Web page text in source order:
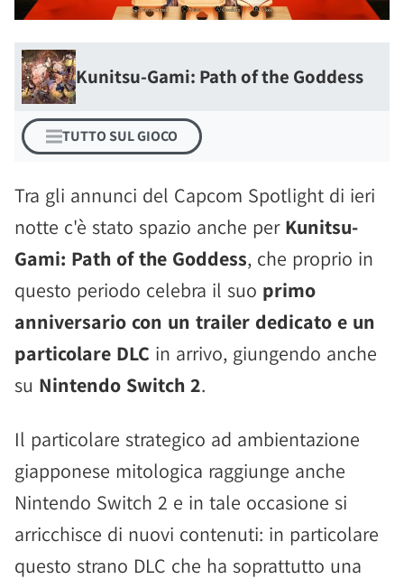
Kunitsu-Gami: Path of the Goddess
TUTTO SUL GIOCO
Tra gli annunci del Capcom Spotlight di ieri
notte c'è stato spazio anche per Kunitsu-
Gami: Path of the Goddess, che proprio in
questo periodo celebra il suo primo
anniversario con un trailer dedicato e un
particolare DLC in arrivo, giungendo anche
su Nintendo Switch 2.
Il particolare strategico ad ambientazione
giapponese mitologica raggiunge anche
Nintendo Switch 2 e in tale occasione si
arricchisce di nuovi contenuti: in particolare
questo strano DLC che ha soprattutto una